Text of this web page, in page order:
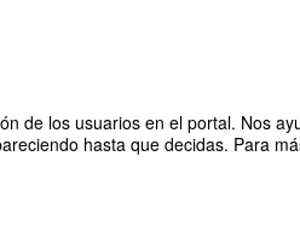
de los usuarios en el portal. Nos
hasta que decidas. Para